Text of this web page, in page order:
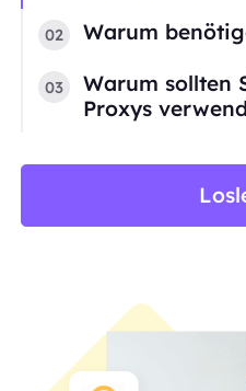
02 Warum
03
Warum sollten
Proxys